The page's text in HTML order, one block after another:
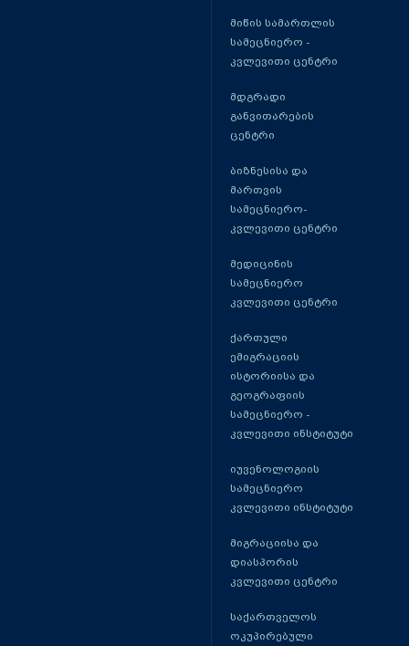
მიწის სამართლის
სამეცნიერო -
კვლევითი ცენტრი
მდგრადი
განვითარების
ცენტრი
ბიზნესისა და
მართვის
სამეცნიერო-
კვლევითი ცენტრი
მედიცინის
სამეცნიერო
კვლევითი ცენტრი
ქართული
ემიგრაციის
ისტორიისა და
გეოგრაფიის
სამეცნიერო -
კვლევითი ინსტიტუტი
იუვენოლოგიის
სამეცნიერო
კვლევითი ინსტიტუტი
მიგრაციისა და
დიასპორის
კვლევითი ცენტრი
საქართველოს
ოკუპირებული